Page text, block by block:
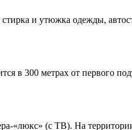
и утюжка одежды,
в 300 метрах от первого
«люкс» (с ТВ). На